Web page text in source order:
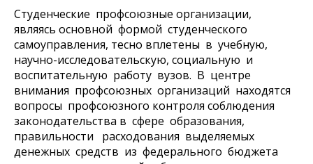
Студенческие профсоюзные организации,
являясь основной формой студенческого
самоуправления, тесно вплетены в учебную,
научно-исследовательскую, социальную и
воспитательную работу вузов. В центре
внимания профсоюзных организаций находятся
вопросы профсоюзного контроля соблюдения
законодательства в сфере образования,
правильности расходования выделяемых
денежных средств из федерального бюджета